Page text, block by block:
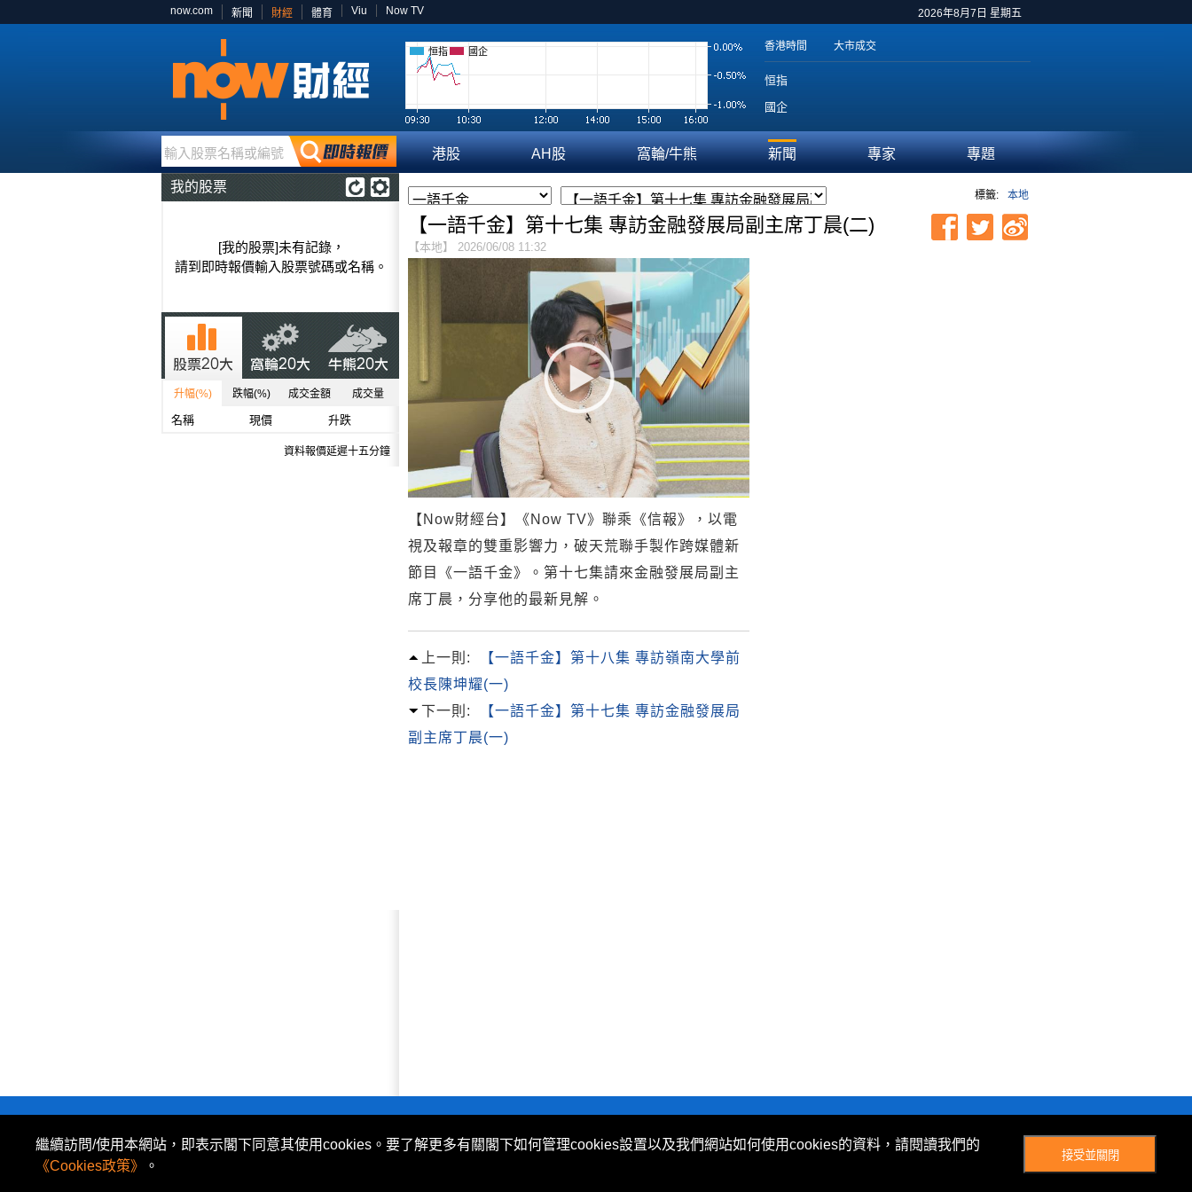
2026年8月7日 星期五
now.com 新聞 財經 體育 Viu Now TV
恒指 國企 香港時間 大市成交
恒指
國企
輸入股票名稱或編號 港股 AH股 窩輪/牛熊 新聞 專家 專題
我的股票
[我的股票]未有記錄，
請到即時報價輸入股票號碼或名稱。
升幅(%) 跌幅(%) 成交金額 成交量
名稱 現價 升跌
資料報價延遲十五分鐘
標籤: 本地
【一語千金】第十七集 專訪金融發展局副主席丁晨(二)
【本地】 2026/06/08 11:32
【Now財經台】《Now TV》聯乘《信報》，以電
視及報章的雙重影響力，破天荒聯手製作跨媒體新
節目《一語千金》。第十七集請來金融發展局副主
席丁晨，分享他的最新見解。
上一則:
【一語千金】第十八集 專訪嶺南大學前
校長陳坤耀(一)
下一則:
【一語千金】第十七集 專訪金融發展局
副主席丁晨(一)
繼續訪問/使用本網站，即表示閣下同意其使用cookies。要了解更多有關閣下如何管理cookies設置以及我們網站如何使用cookies的資料，請閱讀我們的
《Cookies政策》
。
接受並關閉
所有資料或訊息僅作為參考之用。股票報價由 N2N-AFE (Hong Kong) Limited 提供。